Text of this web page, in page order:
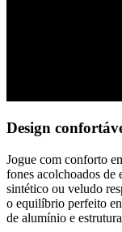
Design
Jogue com conforto
fones acolchoados de
sintético ou veludo
o equilíbrio perfeito
de alumínio e